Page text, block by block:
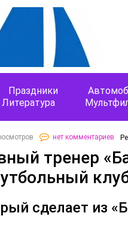
Праздники
Литература
нет комментариев
тренер
сделает из